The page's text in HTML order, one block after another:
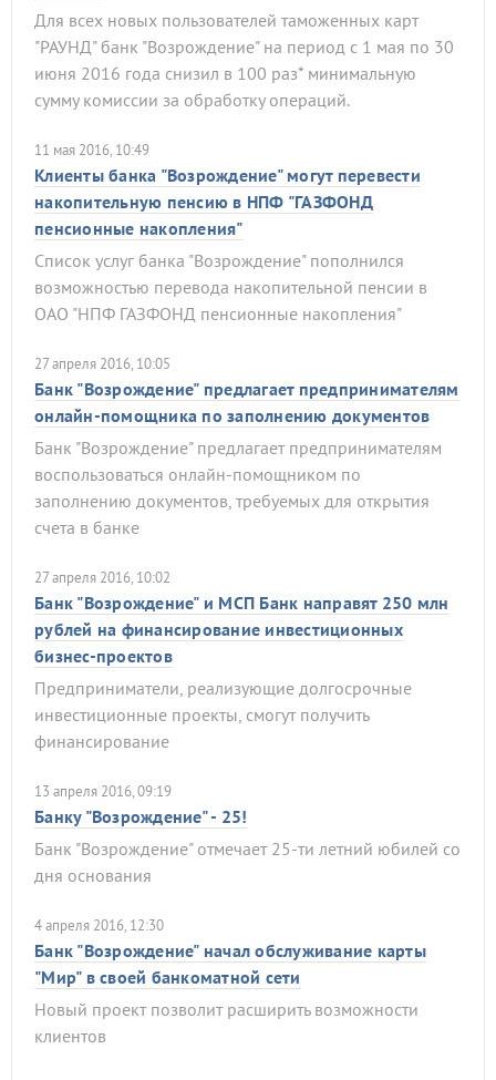
Для всех новых пользователей таможенных карт
"РАУНД" банк "Возрождение" на период с 1 мая по 30
июня 2016 года снизил в 100 раз* минимальную
сумму комиссии за обработку операций.
11 мая 2016, 10:49
Клиенты банка "Возрождение" могут перевести
накопительную пенсию в НПФ "ГАЗФОНД
пенсионные накопления"
Список услуг банка "Возрождение" пополнился
возможностью перевода накопительной пенсии в
ОАО "НПФ ГАЗФОНД пенсионные накопления"
27 апреля 2016, 10:05
Банк "Возрождение" предлагает предпринимателям
онлайн-помощника по заполнению документов
Банк "Возрождение" предлагает предпринимателям
воспользоваться онлайн-помощником по
заполнению документов, требуемых для открытия
счета в банке
27 апреля 2016, 10:02
Банк "Возрождение" и МСП Банк направят 250 млн
рублей на финансирование инвестиционных
бизнес-проектов
Предприниматели, реализующие долгосрочные
инвестиционные проекты, смогут получить
финансирование
13 апреля 2016, 09:19
Банку "Возрождение" - 25!
Банк "Возрождение" отмечает 25-ти летний юбилей со
дня основания
4 апреля 2016, 12:30
Банк "Возрождение" начал обслуживание карты
"Мир" в своей банкоматной сети
Новый проект позволит расширить возможности
клиентов